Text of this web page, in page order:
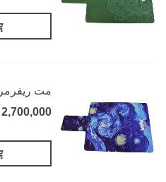
مت ریفرمر WAX رنگارنگ
2,700,000 تومان